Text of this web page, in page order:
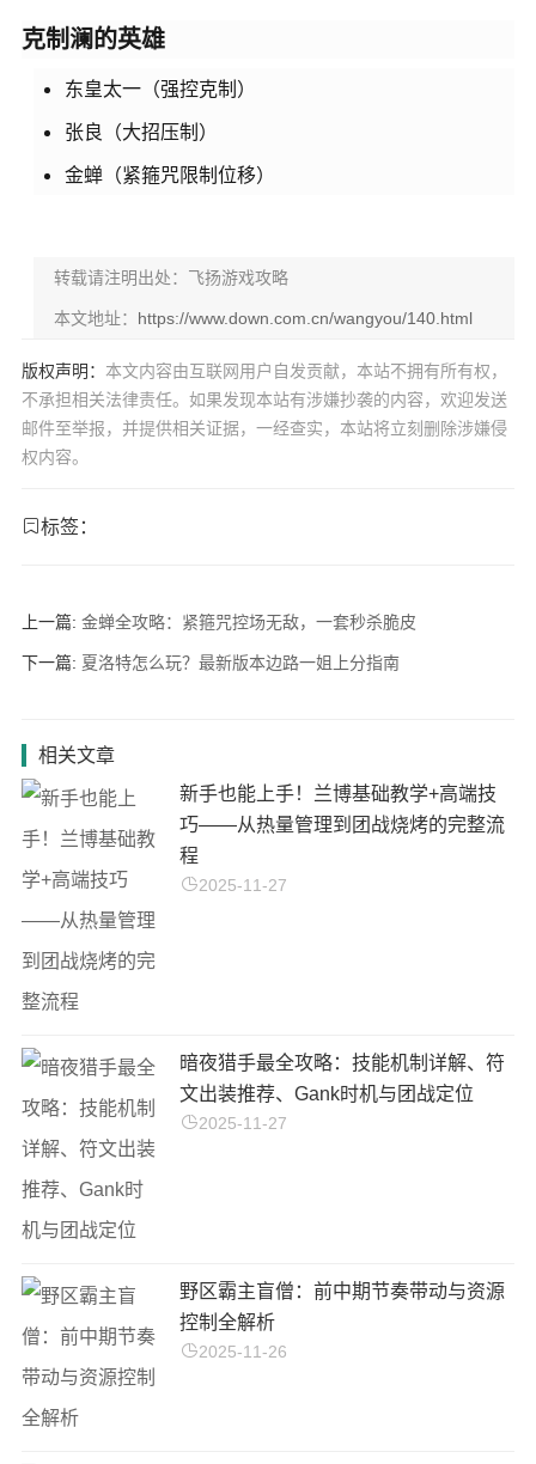
克制澜的英雄
东皇太一（强控克制）
张良（大招压制）
金蝉（紧箍咒限制位移）
转载请注明出处：飞扬游戏攻略
本文地址： https://www.down.com.cn/wangyou/140.html
版权声明： 本文内容由互联网用户自发贡献，本站不拥有所有权，
不承担相关法律责任。如果发现本站有涉嫌抄袭的内容，欢迎发送
邮件至举报，并提供相关证据，一经查实，本站将立刻删除涉嫌侵
权内容。
标签：
上一篇: 金蝉全攻略：紧箍咒控场无敌，一套秒杀脆皮
下一篇: 夏洛特怎么玩？最新版本边路一姐上分指南
相关文章
新手也能上手！兰博基础教学+高端技
巧——从热量管理到团战烧烤的完整流
程
2025-11-27
暗夜猎手最全攻略：技能机制详解、符
文出装推荐、Gank时机与团战定位
2025-11-27
野区霸主盲僧：前中期节奏带动与资源
控制全解析
2025-11-26